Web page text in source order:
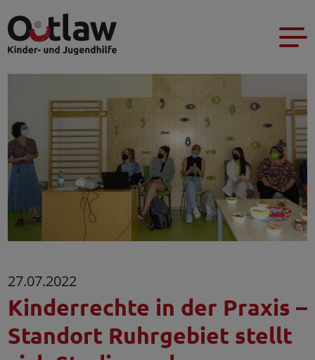
27.07.2022
Kinderrechte in der Praxis –
Standort Ruhrgebiet stellt